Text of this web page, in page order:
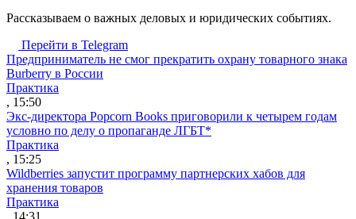
Рассказываем о важных деловых и юридических событиях.
Перейти в Telegram
Предприниматель не смог прекратить охрану товарного знака
Burberry в России
Практика
, 15:50
Экс-директора Popcorn Books приговорили к четырем годам
условно по делу о пропаганде ЛГБТ*
Практика
, 15:25
Wildberries запустит программу партнерских хабов для
хранения товаров
Практика